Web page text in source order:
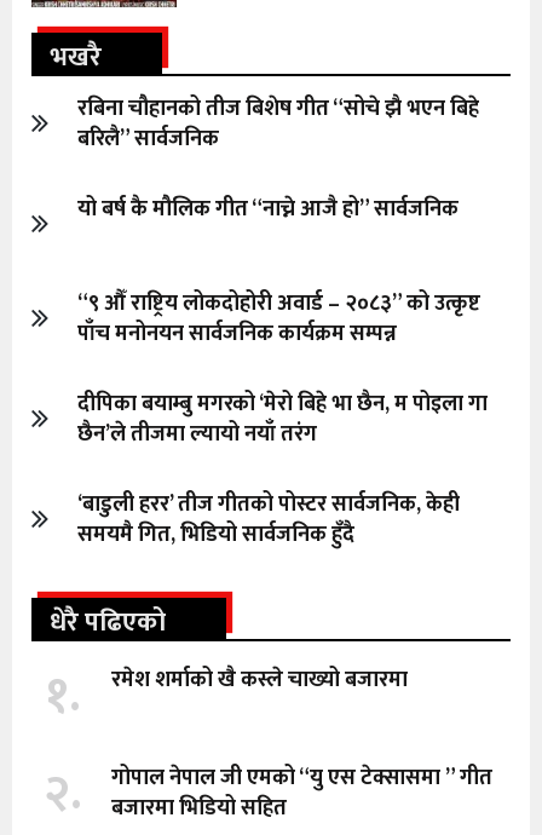
भखरै
रबिना चौहानको तीज बिशेष गीत “सोचे झै भएन बिहे
बरिलै” सार्वजनिक
यो बर्ष कै मौलिक गीत “नाच्ने आजै हो” सार्वजनिक
“९ औँ राष्ट्रिय लोकदोहोरी अवार्ड – २०८३” को उत्कृष्ट
पाँच मनोनयन सार्वजनिक कार्यक्रम सम्पन्न
दीपिका बयाम्बु मगरको ‘मेरो बिहे भा छैन, म पोइला गा
छैन’ले तीजमा ल्यायो नयाँ तरंग
‘बाडुली हरर’ तीज गीतको पोस्टर सार्वजनिक, केही
समयमै गित, भिडियो सार्वजनिक हुँदै
धेरै पढिएको
१. रमेश शर्माको खै कस्ले चाख्यो बजारमा
२.
गोपाल नेपाल जी एमको “यु एस टेक्सासमा ” गीत
बजारमा भिडियो सहित